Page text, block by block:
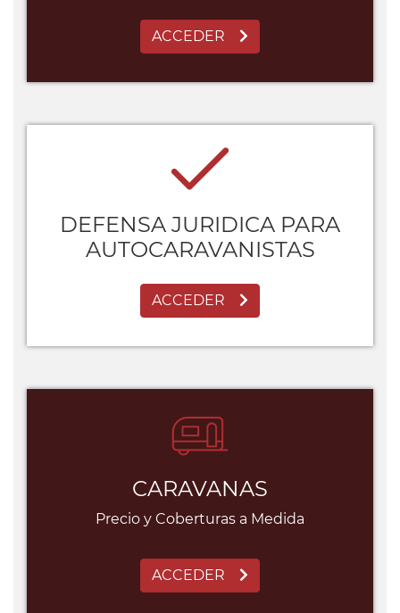
ACCEDER
DEFENSA JURIDICA PARA
AUTOCARAVANISTAS
ACCEDER
CARAVANAS
Precio y Coberturas a Medida
ACCEDER